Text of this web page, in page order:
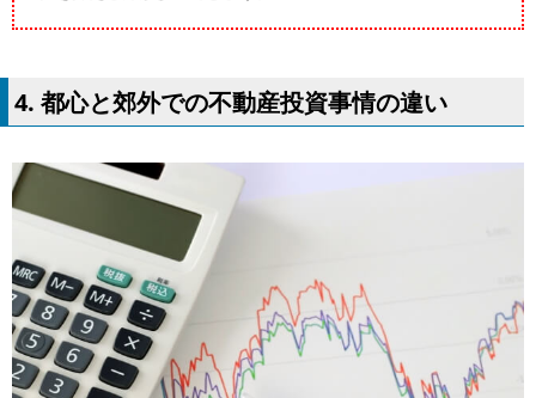
4. 都心と郊外での不動産投資事情の違い